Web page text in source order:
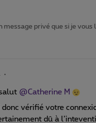
message privé que si je vous
@Catherine M
donc vérifié votre
dû à